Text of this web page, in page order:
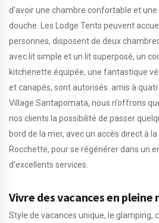
d’avoir une chambre confortable et
douche. Les Lodge Tents peuvent
personnes, disposent de deux
avec lit simple et un lit superposé, un
kitchenette équipée, une fantastique
et canapés, sont autorisés. amis à
Village Santapomata, nous n’offrons
nos clients la possibilité de passer
bord de la mer, avec un accès direct à
Rocchette, pour se régénérer dans un
d’excellents services.
Vivre des vacances en pleine
Style de vacances unique, le glamping,